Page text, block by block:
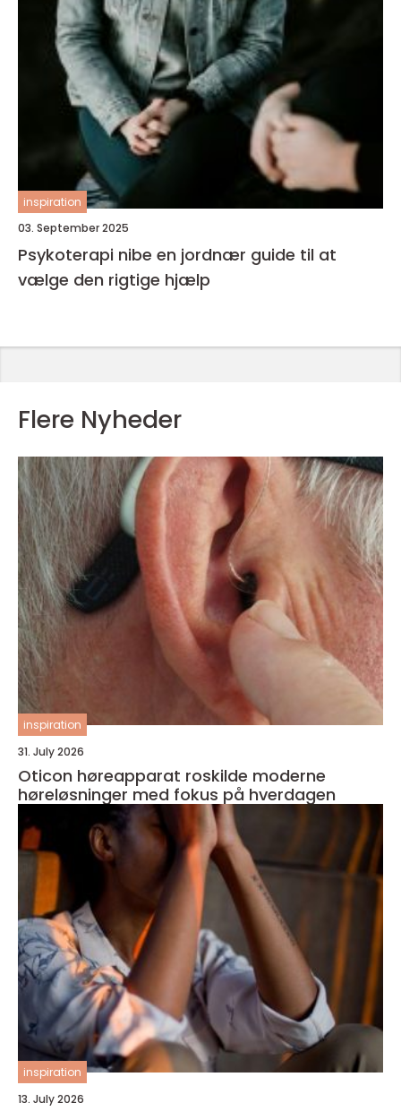
inspiration
03. September 2025
Psykoterapi nibe en jordnær guide til at
vælge den rigtige hjælp
Flere Nyheder
inspiration
31. July 2026
Oticon høreapparat roskilde moderne
høreløsninger med fokus på hverdagen
inspiration
13. July 2026